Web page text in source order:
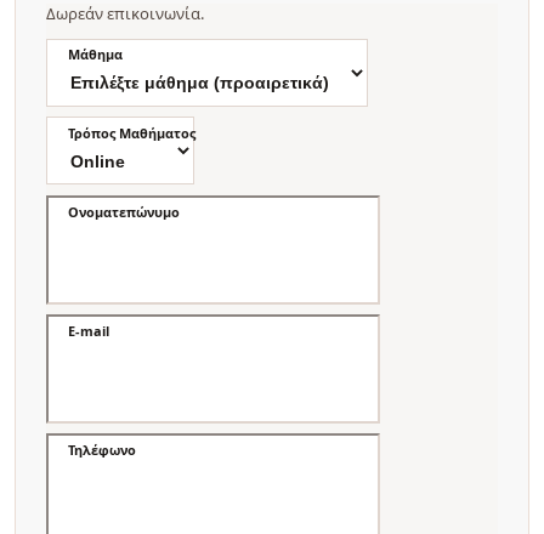
Δωρεάν επικοινωνία.
Μάθημα
Τρόπος Μαθήματος
Ονοματεπώνυμο
E-mail
Τηλέφωνο